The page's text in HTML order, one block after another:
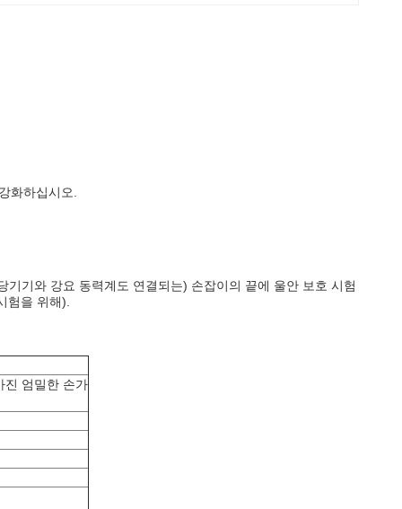
화하십시오.
기와 강요 동력계도 연결되는) 손잡이의 끝에 울안 보호 시험
험을 위해).
진 엄밀한 손가